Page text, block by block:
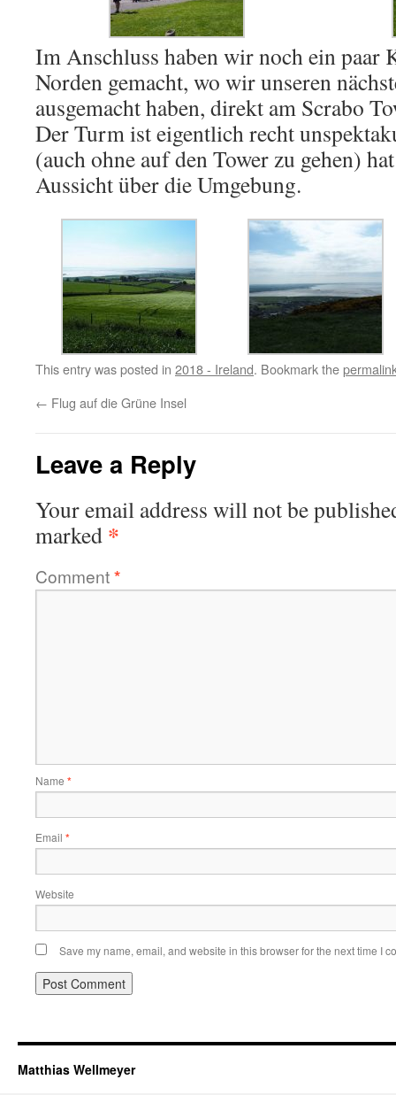
Im Anschluss haben wir noch ein paar
Norden gemacht, wo wir unseren
ausgemacht haben, direkt am Scrabo
Der Turm ist eigentlich recht
(auch ohne auf den Tower zu gehen)
Aussicht über die Umgebung.
This entry was posted in 2018 - Ireland. Bookmark the
← Flug auf die Grüne Insel
Leave a Reply
Your email address will not be
marked *
Comment*
Name *
Email *
Website
Save my name, email, and website in this browser for the next time I
Matthias Wellmeyer